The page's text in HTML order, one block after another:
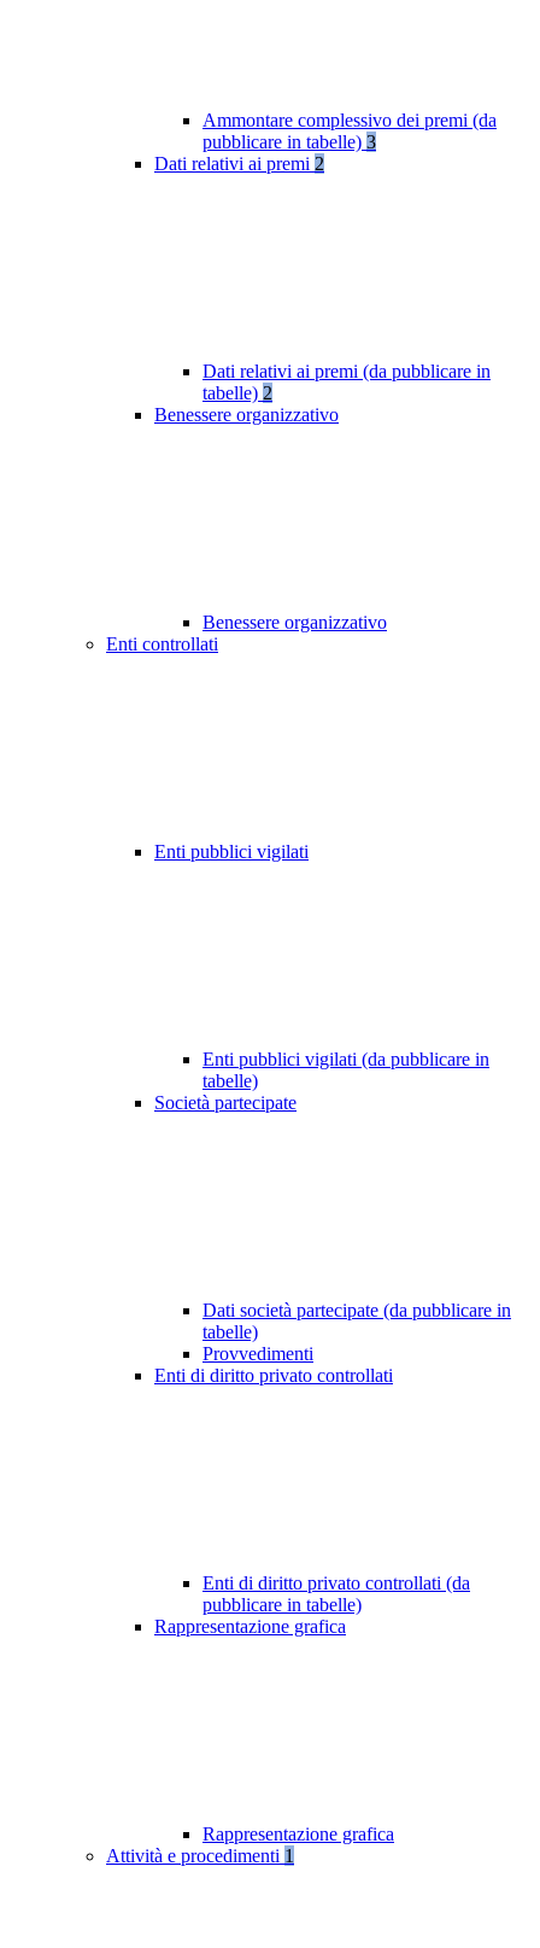
Ammontare complessivo dei premi (da
pubblicare in tabelle) 3
Dati relativi ai premi 2
Dati relativi ai premi (da pubblicare in
tabelle) 2
Benessere organizzativo
Benessere organizzativo
Enti controllati
Enti pubblici vigilati
Enti pubblici vigilati (da pubblicare in
tabelle)
Società partecipate
Dati società partecipate (da pubblicare in
tabelle)
Provvedimenti
Enti di diritto privato controllati
Enti di diritto privato controllati (da
pubblicare in tabelle)
Rappresentazione grafica
Rappresentazione grafica
Attività e procedimenti 1